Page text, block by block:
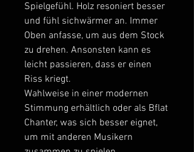
Spielgefühl. Holz resoniert besser
und fühl sichwärmer an. Immer
Oben anfasse, um aus dem Stock
zu drehen. Ansonsten kann es
leicht passieren, dass er einen
Riss kriegt.
Wahlweise in einer modernen
Stimmung erhältlich oder als Bflat
Chanter, was sich besser eignet,
um mit anderen Musikern